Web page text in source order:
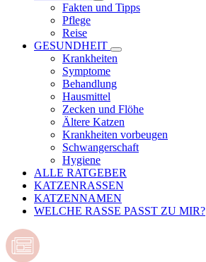
Fakten und Tipps
Pflege
Reise
GESUNDHEIT
Krankheiten
Symptome
Behandlung
Hausmittel
Zecken und Flöhe
Ältere Katzen
Krankheiten vorbeugen
Schwangerschaft
Hygiene
ALLE RATGEBER
KATZENRASSEN
KATZENNAMEN
WELCHE RASSE PASST ZU MIR?